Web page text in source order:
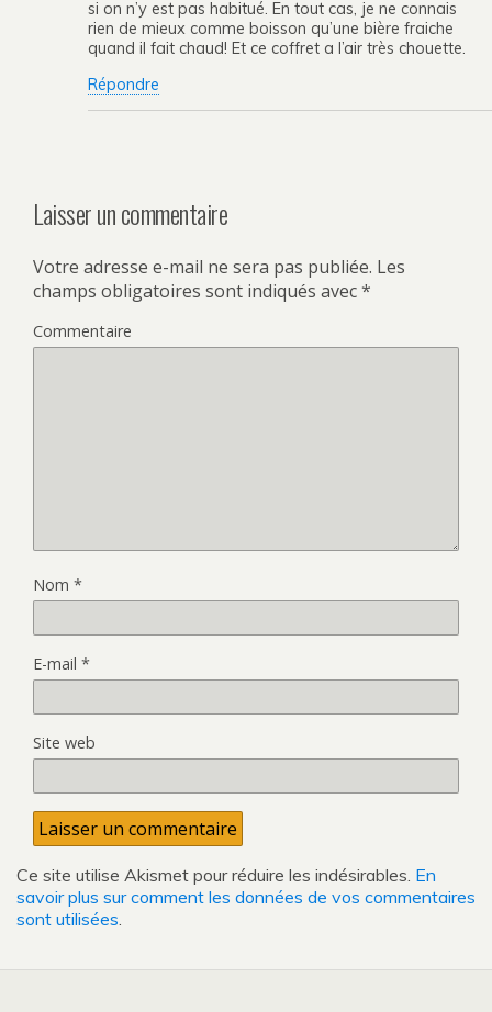
si on n’y est pas habitué. En tout cas, je ne connais
rien de mieux comme boisson qu’une bière fraiche
quand il fait chaud! Et ce coffret a l’air très chouette.
Répondre
Laisser un commentaire
Votre adresse e-mail ne sera pas publiée. Les
champs obligatoires sont indiqués avec*
Commentaire
Nom *
E-mail *
Site web
Ce site utilise Akismet pour réduire les indésirables. En
savoir plus sur comment les données de vos commentaires
sont utilisées